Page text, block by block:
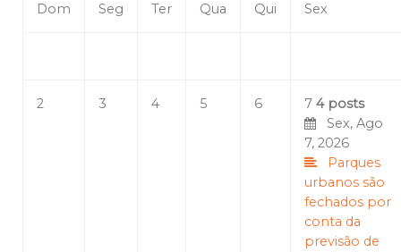
Dom Seg Ter Qua Qui Sex
2 3 4 5 6 7 4 posts
Sex, Ago
7, 2026
Parques
urbanos são
fechados por
conta da
previsão de